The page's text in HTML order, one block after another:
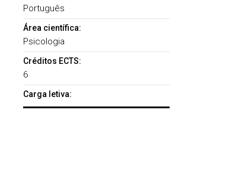
Português
Área científica:
Psicologia
Créditos ECTS:
6
Carga letiva: